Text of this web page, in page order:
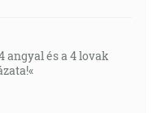
angyal és a 4 lovak